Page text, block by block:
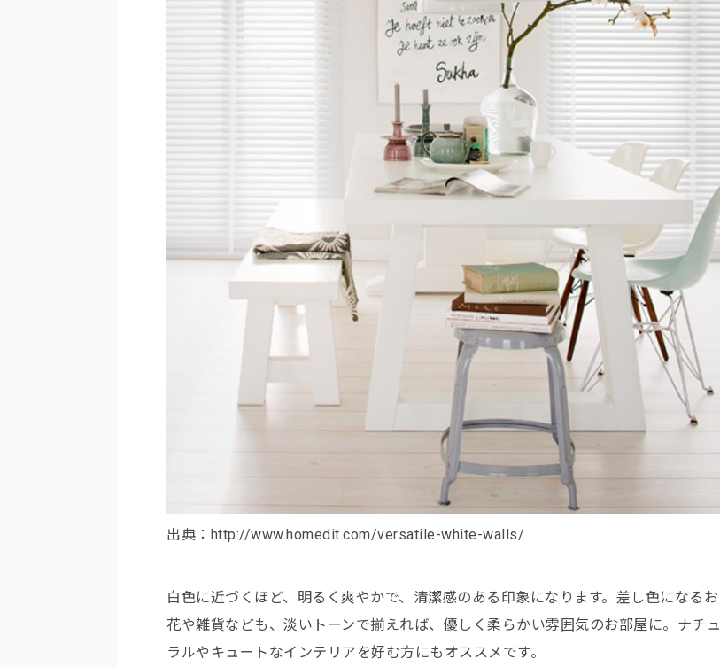
出典：http://www.homedit.com/versatile-white-walls/
白色に近づくほど、明るく爽やかで、清潔感のある印象になります。差し色になるお
花や雑貨なども、淡いトーンで揃えれば、優しく柔らかい雰囲気のお部屋に。ナチュ
ラルやキュートなインテリアを好む方にもオススメです。